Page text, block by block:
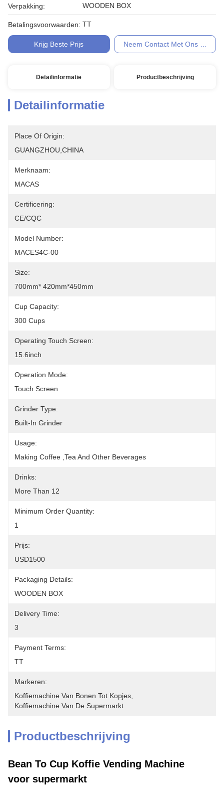
Verpakking: WOODEN BOX
Betalingsvoorwaarden: TT
Krijg Beste Prijs Neem Contact Met Ons Op
Detailinformatie Productbeschrijving
Detailinformatie
Place Of Origin:
GUANGZHOU,CHINA
Merknaam:
MACAS
Certificering:
CE/CQC
Model Number:
MACES4C-00
Size:
700mm* 420mm*450mm
Cup Capacity:
300 Cups
Operating Touch Screen:
15.6inch
Operation Mode:
Touch Screen
Grinder Type:
Built-In Grinder
Usage:
Making Coffee ,tea And Other Beverages
Drinks:
More Than 12
Minimum Order Quantity:
1
Prijs:
USD1500
Packaging Details:
WOODEN BOX
Delivery Time:
3
Payment Terms:
TT
Markeren:
Koffiemachine Van Bonen Tot Kopjes
Koffiemachine Van De Supermarkt
Productbeschrijving
Bean To Cup Koffie Vending Machine
voor supermarkt